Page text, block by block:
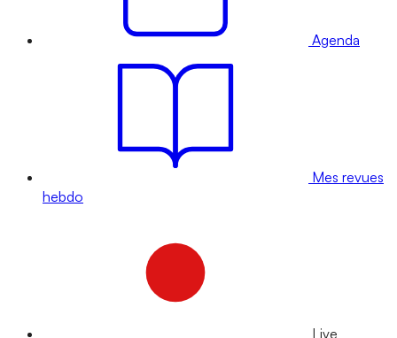
Agenda
Mes revues
hebdo
Live